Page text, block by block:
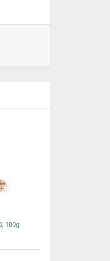
100g